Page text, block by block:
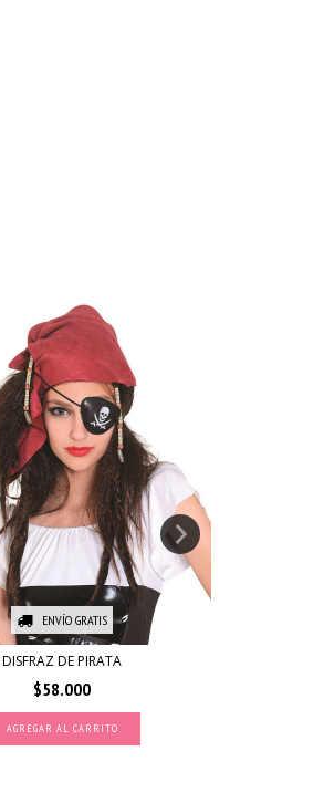
ENVÍO GRATIS
DISFRAZ DE PIRATA
$58.000
AGREGAR AL CARRITO